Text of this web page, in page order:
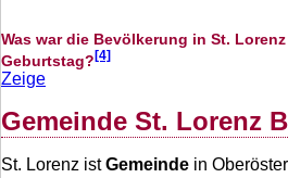
Was war die Bevölkerung in St.
Geburtstag?[4]
Zeige
Gemeinde St. Lorenz
St. Lorenz istGemeinde in